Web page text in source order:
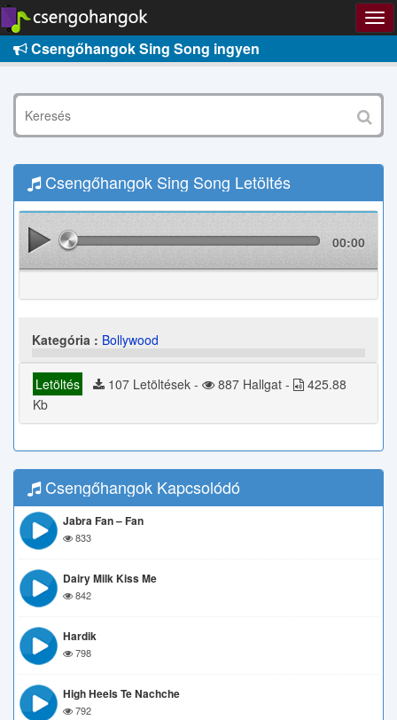
Csengőhangok Sing Song ingyen
Csengőhangok Sing Song Letöltés
00:00
Kategória : Bollywood
Letöltés 107 Letöltések - 887 Hallgat -
425.88
Kb
Csengőhangok Kapcsolódó
Jabra Fan – Fan
833
Dairy Milk Kiss Me
842
Hardik
798
High Heels Te Nachche
792